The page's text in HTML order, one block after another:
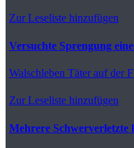
Zur Leseliste hinzufügen
Versuchte Sprengung
Walschleben Täter auf der
Zur Leseliste hinzufügen
Mehrere Schwerverletzte